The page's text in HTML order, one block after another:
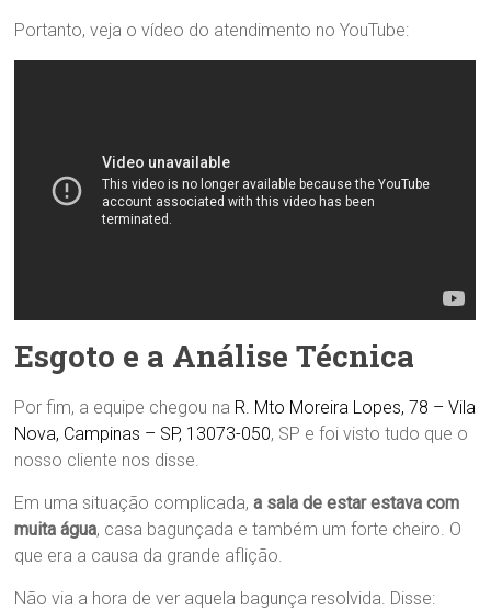
Portanto, veja o vídeo do atendimento no YouTube:
Esgoto e a Análise Técnica
Por fim, a equipe chegou na R. Mto Moreira Lopes, 78 – Vila
Nova, Campinas – SP, 13073-050, SP e foi visto tudo que o
nosso cliente nos disse.
Em uma situação complicada, a sala de estar estava com
muita água, casa bagunçada e também um forte cheiro. O
que era a causa da grande aflição.
Não via a hora de ver aquela bagunça resolvida. Disse: